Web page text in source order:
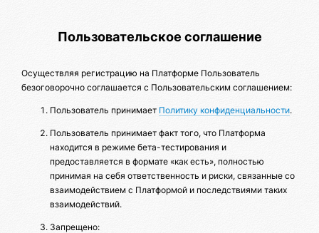
Пользовательское соглашение
Осуществляя регистрацию на Платформе Пользователь
безоговорочно соглашается с Пользовательским соглашением:
Пользователь принимает Политику конфиденциальности.
Пользователь принимает факт того, что Платформа
находится в режиме бета-тестирования и
предоставляется в формате «как есть», полностью
принимая на себя ответственность и риски, связанные со
взаимодействием с Платформой и последствиями таких
взаимодействий.
Запрещено: